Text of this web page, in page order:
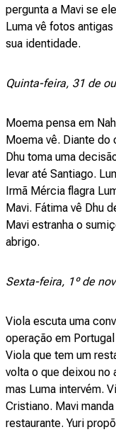
pergunta a Mavi se
Luma vê fotos
sua identidade.
Quinta-feira, 31 de
Moema pensa em
Moema vê. Diante
Dhu toma uma
levar até Santiago.
Irmã Mércia flagra
Mavi. Fátima vê Dhu
Mavi estranha o
abrigo.
Sexta-feira, 1º de
Viola escuta uma
operação em
Viola que tem um
volta o que deixou no
mas Luma intervém.
Cristiano. Mavi
restaurante. Yuri